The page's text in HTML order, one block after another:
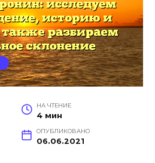
НА ЧТЕНИЕ
4 мин
ОПУБЛИКОВАНО
06.06.2021